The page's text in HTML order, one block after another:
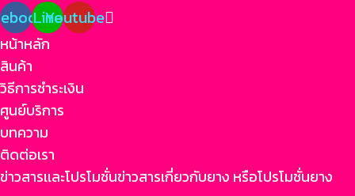
Line
Youtube
หน้าหลัก
สินค้า
วิธีการชำระเงิน
ศูนย์บริการ
บทความ
ติดต่อเรา
ข่าวสารเเละโปรโมชั่นข่าวสารเกี่ยวกับยาง หรือโปรโมชั่นยาง